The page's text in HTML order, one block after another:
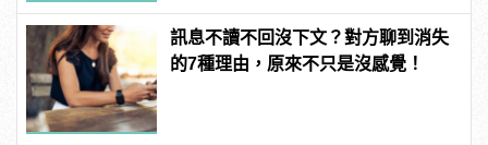
訊息不讀不回沒下文？對方聊到消失
的7種理由，原來不只是沒感覺！